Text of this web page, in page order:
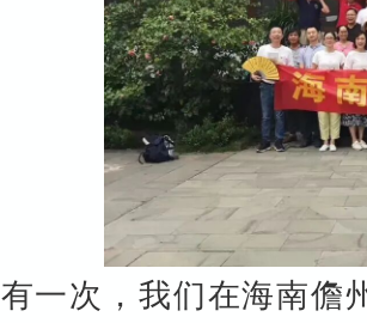
有一次，我们在海南儋